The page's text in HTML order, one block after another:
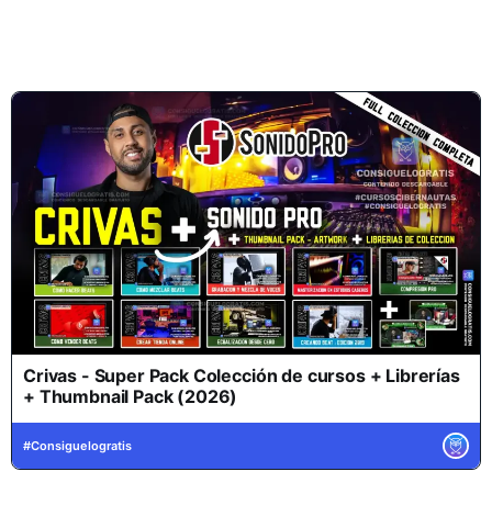
Crivas - Super Pack Colección de cursos + Librerías
+ Thumbnail Pack (2026)